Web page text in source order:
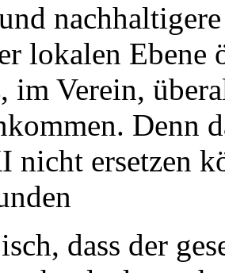
lokalen
im Verein,
Denn
nicht ersetzen
dass der